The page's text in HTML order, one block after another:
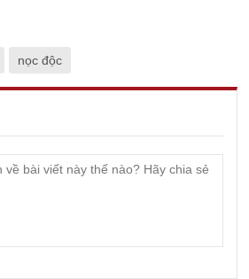
nọc độc